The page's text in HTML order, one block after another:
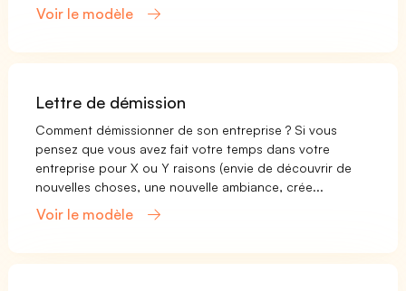
Voir le modèle
Lettre de démission
Comment démissionner de son entreprise ? Si vous
pensez que vous avez fait votre temps dans votre
entreprise pour X ou Y raisons (envie de découvrir de
nouvelles choses, une nouvelle ambiance, crée...
Voir le modèle